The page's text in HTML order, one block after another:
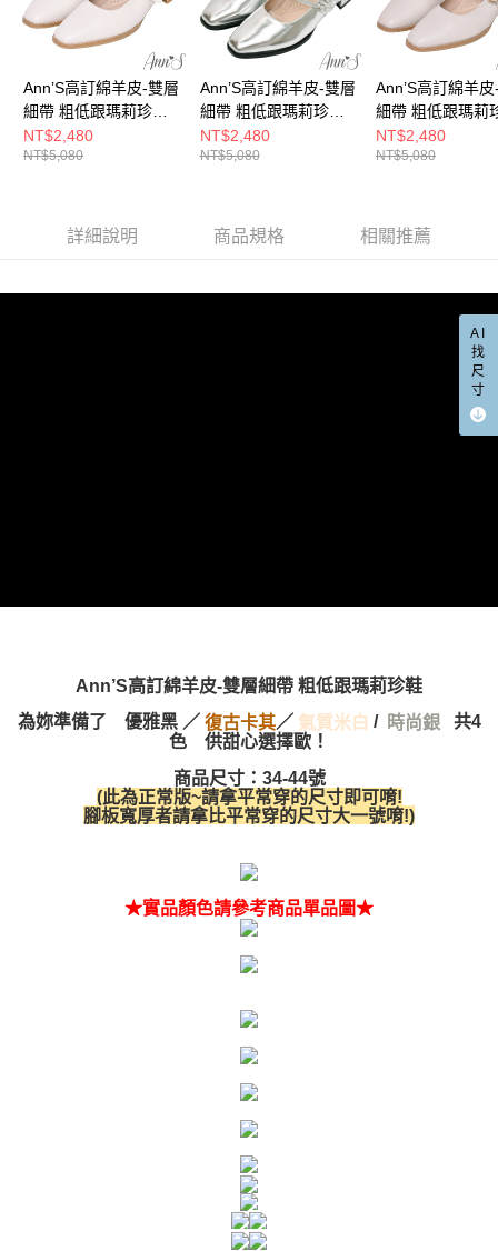
「AFTEE先享後付」，若未經同意申辦者引起之損失，本公司不負相關責
任。
４．使用「AFTEE先享後付」時，將依據個別帳號之用戶狀況，依本公司即
時審查核予不同之上限額度；若仍有額度不足之情形，本公司將視審查結果
請求用戶進行身份認證。
５．嚴禁一人註冊多個帳號或使用他人資訊註冊。若發現惡意使用之情形，
恩沛科技股份有限公司將有權停止該用戶之使用額度並採取法律行動。
宅配
每筆NT$100，滿NT$999(含以上)免運費
國家/地區配送(非順豐配送，勿填寫順豐智能櫃地址) 查看運費
國家/地區配送(限中國大陸地區) 查看運費
Ann’S高訂綿羊皮-雙層
細帶 粗低跟瑪莉珍鞋
3cm-白
NT$2,480
NT$5,080
Ann’S高訂綿羊皮-雙層
細帶 粗低跟瑪莉珍鞋
3cm-銀
NT$2,480
NT$5,080
Ann’S高訂綿羊
細帶 粗低跟瑪莉
3cm-米白
NT$2,480
NT$5,080
詳細說明 商品規格 相關推薦
Ann’S高訂綿羊皮-雙層細帶 粗低跟瑪莉珍鞋
為妳準備了 優雅黑 ／ 復古卡其／ 氣質米白 / 時尚銀共4
色 供甜心選擇歐！
商品尺寸：34-44號
(此為正常版~請拿平常穿的尺寸即可唷!
腳板寬厚者請拿比平常穿的尺寸大一號唷!)
★實品顏色請參考商品單品圖★
AI
找
尺
寸